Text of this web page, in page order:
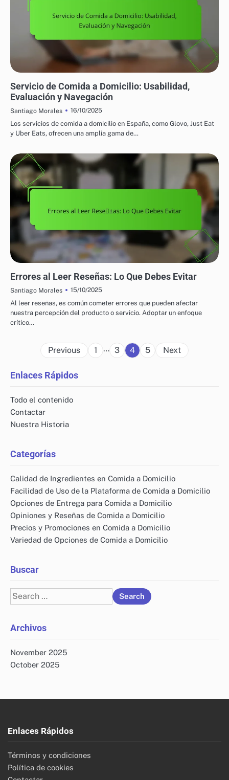
Servicio de Comida a Domicilio: Usabilidad,
Evaluación y Navegación
Santiago Morales
16/10/2025
Los servicios de comida a domicilio en España, como Glovo, Just Eat
y Uber Eats, ofrecen una amplia gama de…
Errores al Leer Reseñas: Lo Que Debes Evitar
Santiago Morales
15/10/2025
Al leer reseñas, es común cometer errores que pueden afectar
nuestra percepción del producto o servicio. Adoptar un enfoque
crítico…
Posts
Previous 1 … 3 4 5 Next
Enlaces Rápidos
Todo el contenido
Contactar
Nuestra Historia
Categorías
Calidad de Ingredientes en Comida a Domicilio
Facilidad de Uso de la Plataforma de Comida a Domicilio
Opciones de Entrega para Comida a Domicilio
Opiniones y Reseñas de Comida a Domicilio
Precios y Promociones en Comida a Domicilio
Variedad de Opciones de Comida a Domicilio
Buscar
Search
for:
Archivos
November 2025
October 2025
Enlaces Rápidos
Términos y condiciones
Política de cookies